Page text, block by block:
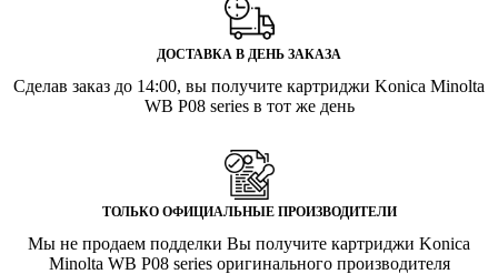
ДОСТАВКА В ДЕНЬ ЗАКАЗА
Сделав заказ до 14:00, вы получите картриджи Konica Minolta
WB P08 series в тот же день
ТОЛЬКО ОФИЦИАЛЬНЫЕ ПРОИЗВОДИТЕЛИ
Мы не продаем подделки Вы получите картриджи Konica
Minolta WB P08 series оригинального производителя